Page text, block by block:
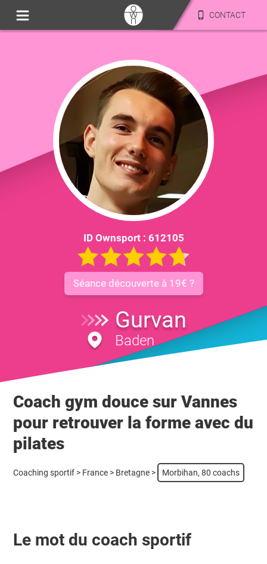
CONTACT
ID Ownsport : 612105
Séance découverte à 19€ ?
Gurvan
Baden
Coach gym douce sur Vannes
pour retrouver la forme avec du
pilates
Coaching sportif > France > Bretagne > Morbihan, 80 coachs
Le mot du coach sportif